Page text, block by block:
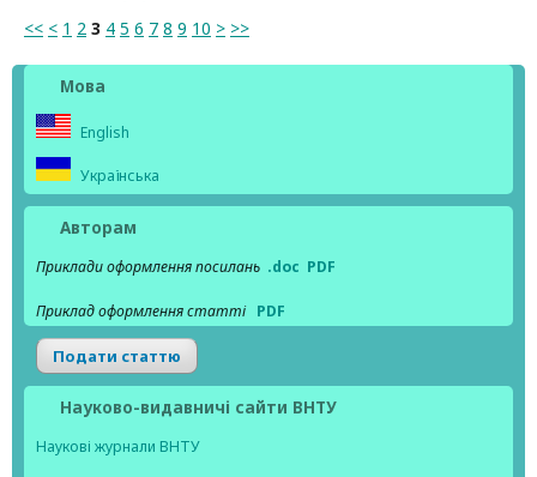
<< < 1 2 3 4 5 6 7 8 9 10 > >>
Мова
English
Українська
Авторам
Приклади оформлення посилань .doc PDF
Приклад оформлення статті PDF
Подати статтю
Науково-видавничі сайти ВНТУ
Наукові журнали ВНТУ